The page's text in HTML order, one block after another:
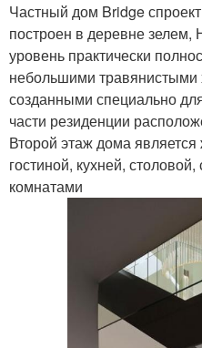
Частный дом Bridge
построен в деревне
уровень практически
небольшими травянистыми
созданными специально
части резиденции
Второй этаж дома
гостиной, кухней,
комнатами